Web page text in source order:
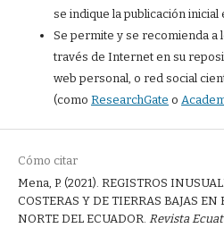
se indique la publicación inicial
Se permite y se recomienda a
través de Internet en su
web personal, o red social
(como ResearchGate o
Cómo citar
Mena, P. (2021). REGISTROS
COSTERAS Y DE TIERRAS BAJAS EN
NORTE DEL ECUADOR. Revista